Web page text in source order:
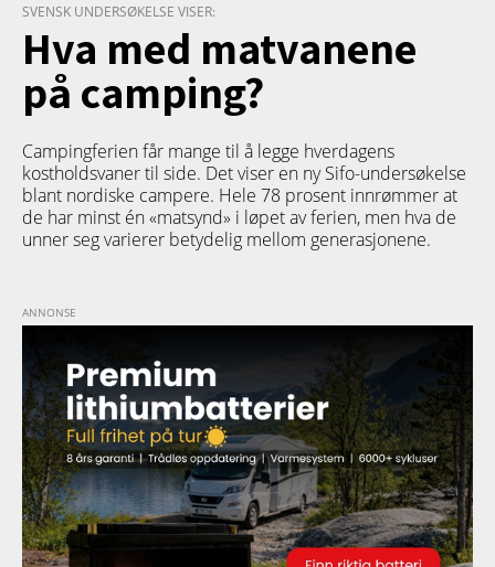
SVENSK UNDERSØKELSE VISER:
Hva med matvanene
på camping?
Campingferien får mange til å legge hverdagens
kostholdsvaner til side. Det viser en ny Sifo-undersøkelse
blant nordiske campere. Hele 78 prosent innrømmer at
de har minst én «matsynd» i løpet av ferien, men hva de
unner seg varierer betydelig mellom generasjonene.